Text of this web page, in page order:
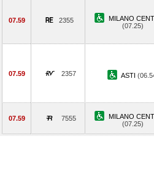
07.59 2355
MILANO
(07.25)
07.59 2357 ASTI
07.59 7555
MILANO
(07.25)